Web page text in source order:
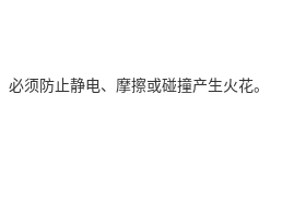
须防止静电、摩擦或碰撞产生火花。